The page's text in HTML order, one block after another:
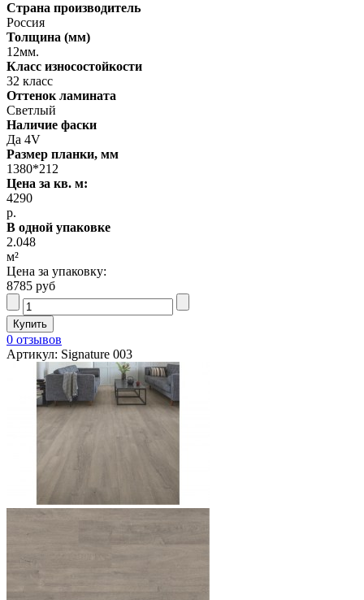
Страна производитель
Россия
Толщина (мм)
12мм.
Класс износостойкости
32 класс
Оттенок ламината
Светлый
Наличие фаски
Да 4V
Размер планки, мм
1380*212
Цена за кв. м:
4290
р.
В одной упаковке
2.048
м²
Цена за упаковку:
8785 руб
0 отзывов
Артикул: Signature 003